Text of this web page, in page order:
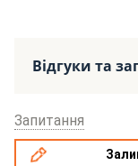
Відгуки та
Запитання